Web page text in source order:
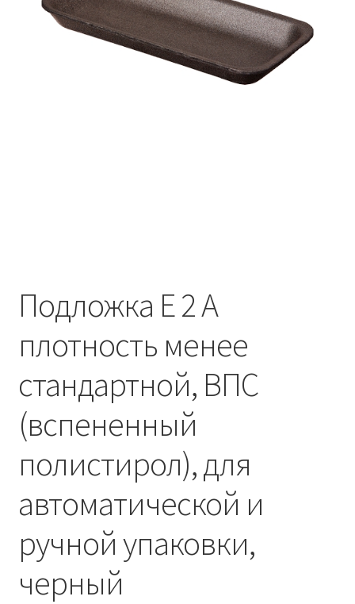
Новости
Подложка Е 2 А
плотность менее
стандартной, ВПС
(вспененный
полистирол), для
автоматической и
ручной упаковки,
черный